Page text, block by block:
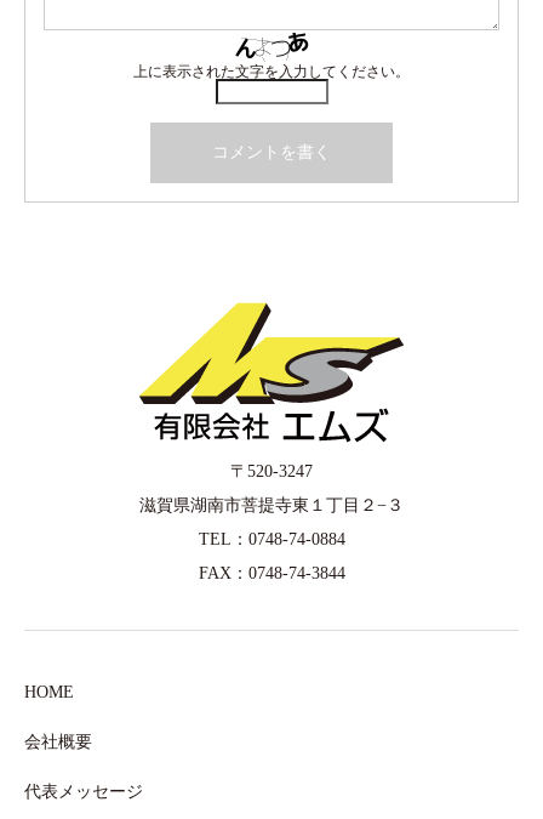
上に表示された文字を入力してください。
〒520-3247
滋賀県湖南市菩提寺東１丁目２−３
TEL：0748-74-0884
FAX：0748-74-3844
HOME
会社概要
代表メッセージ